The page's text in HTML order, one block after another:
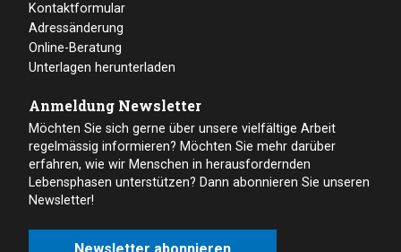
Kontaktformular
Adressänderung
Online-Beratung
Unterlagen herunterladen
Anmeldung Newsletter
Möchten Sie sich gerne über unsere vielfältige Arbeit
regelmässig informieren? Möchten Sie mehr darüber
erfahren, wie wir Menschen in herausfordernden
Lebensphasen unterstützen? Dann abonnieren Sie unseren
Newsletter!